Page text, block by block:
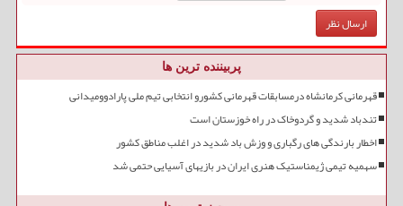
پربیننده ترین ها
قهرمانی کرمانشاه درمسابقات قهرمانی کشورو انتخابی تیم ملی پارادوومیدانی
تندباد شدید و گردوخاک در راه خوزستان است
اخطار بارندگی های رگباری و وزش باد شدید در اغلب مناطق کشور
سهمیه تیمی ژیمناستیک هنری ایران در بازیهای آسیایی حتمی شد